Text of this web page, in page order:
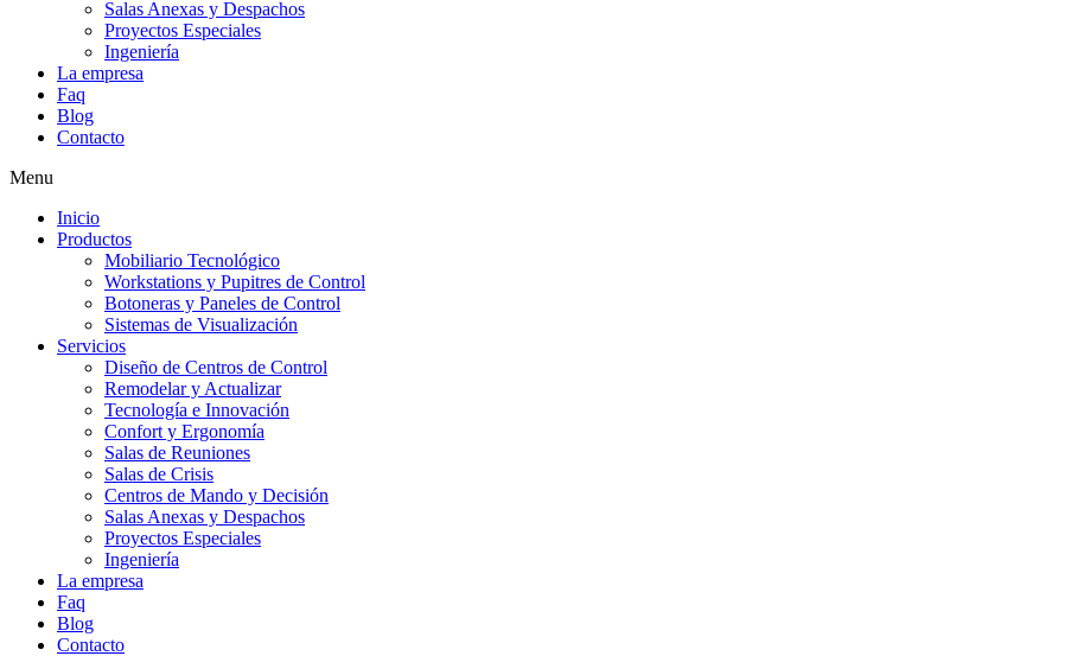
Salas Anexas y Despachos
Proyectos Especiales
Ingeniería
La empresa
Faq
Blog
Contacto
Menu
Inicio
Productos
Mobiliario Tecnológico
Workstations y Pupitres de Control
Botoneras y Paneles de Control
Sistemas de Visualización
Servicios
Diseño de Centros de Control
Remodelar y Actualizar
Tecnología e Innovación
Confort y Ergonomía
Salas de Reuniones
Salas de Crisis
Centros de Mando y Decisión
Salas Anexas y Despachos
Proyectos Especiales
Ingeniería
La empresa
Faq
Blog
Contacto